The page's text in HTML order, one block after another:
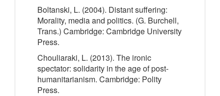
Boltanski, L. (2004). Distant suffering:
Morality, media and politics. (G. Burchell,
Trans.) Cambridge: Cambridge University
Press.
Chouliaraki, L. (2013). The ironic
spectator: solidarity in the age of post-
humanitarianism. Cambridge: Polity
Press.